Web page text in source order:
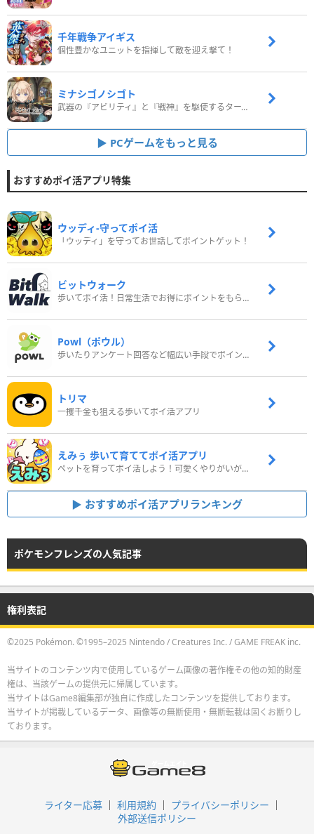
千年戦争アイギス
個性豊かなユニットを指揮して敵を迎え撃て！
ミナシゴノシゴト
武器の『アビリティ』と『戦神』を駆使するターン制コマンドバトルRPG！
PCゲームをもっと見る
おすすめポイ活アプリ特集
ウッディ‐守ってポイ活
「ウッディ」を守ってお世話してポイントゲット！
ビットウォーク
歩いてポイ活！日常生活でお得にポイントをもらおう
Powl（ポウル）
歩いたりアンケート回答など幅広い手段でポイントをゲット
トリマ
一攫千金も狙える歩いてポイ活アプリ
えみぅ 歩いて育ててポイ活アプリ
ペットを育ってポイ活しよう！可愛くやりがいがある新感覚アプリ
おすすめポイ活アプリランキング
ポケモンフレンズの人気記事
権利表記
©2025 Pokémon. ©1995–2025 Nintendo / Creatures Inc. / GAME FREAK inc.
当サイトのコンテンツ内で使用しているゲーム画像の著作権その他の知的財産
権は、当該ゲームの提供元に帰属しています。
当サイトはGame8編集部が独自に作成したコンテンツを提供しております。
当サイトが掲載しているデータ、画像等の無断使用・無断転載は固くお断りし
ております。
ライター応募 利用規約
プライバシーポリシー
外部送信ポリシー